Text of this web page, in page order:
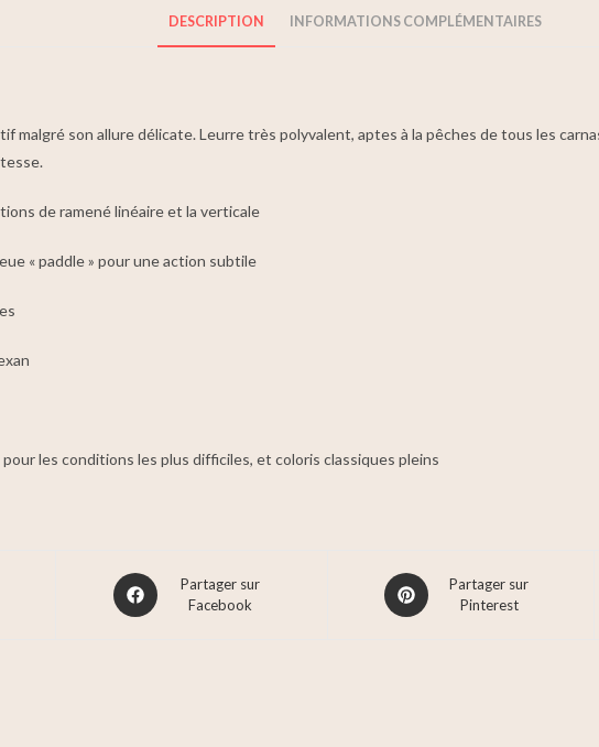
DESCRIPTION INFORMATIONS COMPLÉMENTAIRES
malgré son allure délicate. Leurre très polyvalent, aptes à la pêches de tous les
de ramené linéaire et la verticale
« paddle » pour une action subtile
les conditions les plus difficiles, et coloris classiques pleins
Partager sur
Facebook
Partager sur
Pinterest